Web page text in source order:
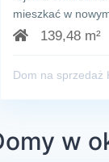
mieszkać w
139,48 m²
Dom na sprzedaż
w